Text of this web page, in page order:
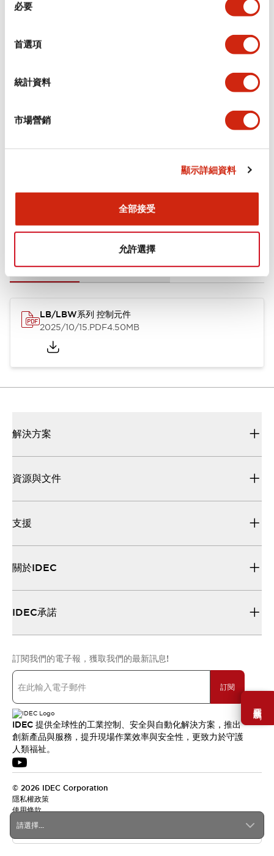
必要
首選項
統計資料
市場營銷
顯示詳細資料
全部接受
允許選擇
需要幫助嗎？
審美規範
環境規範
機械規格
安裝和安裝規範
文件和檔案
型錄和宣傳手冊 CAD檔 認證與標準
LB/LBW系列 控制元件
2025/10/15.PDF4.50MB
請選擇...
解決方案
資源與文件
支援
關於IDEC
IDEC承諾
訂閱我們的電子報，獲取我們的最新訊息!
訂閱
IDEC 提供全球性的工業控制、安全與自動化解決方案，推出
創新產品與服務，提升現場作業效率與安全性，更致力於守護
人類福祉。
© 2026 IDEC Corporation
隱私權政策
使用條款
台灣